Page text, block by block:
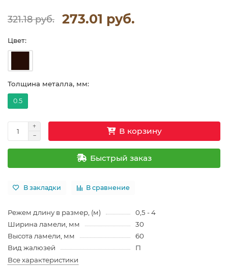
321.18 руб. 273.01 руб.
Цвет:
Толщина металла, мм:
0.5
В корзину
Быстрый заказ
В закладки В сравнение
Режем длину в размер, (м)
0,5 - 4
Ширина ламели, мм
30
Высота ламели, мм
60
Вид жалюзей
П
Все характеристики